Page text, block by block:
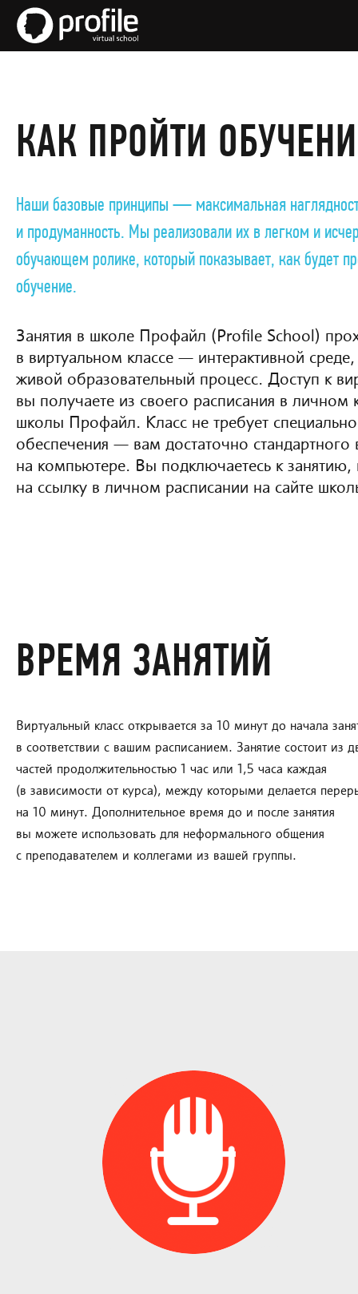
КАК ПРОЙТИ
Наши базовые принципы — максимальная
и продуманность. Мы реализовали их в легком и
обучающем ролике, который показывает, как будет
обучение.
Занятия в школе Профайл (Profile School)
в виртуальном классе — интерактивной
живой образовательный процесс. Доступ к
вы получаете из своего расписания в личном
школы Профайл. Класс не требует
обеспечения — вам достаточно стандартного
на компьютере. Вы подключаетесь к занятию,
на ссылку в личном расписании на сайте
ВРЕМЯ ЗАНЯТИЙ
Виртуальный класс открывается за 10 минут до начала
в соответствии с вашим расписанием. Занятие состоит из
частей продолжительностью 1 час или 1,5 часа каждая
(в зависимости от курса), между которыми делается
на 10 минут. Дополнительное время до и после занятия
вы можете использовать для неформального общения
с преподавателем и коллегами из вашей группы.